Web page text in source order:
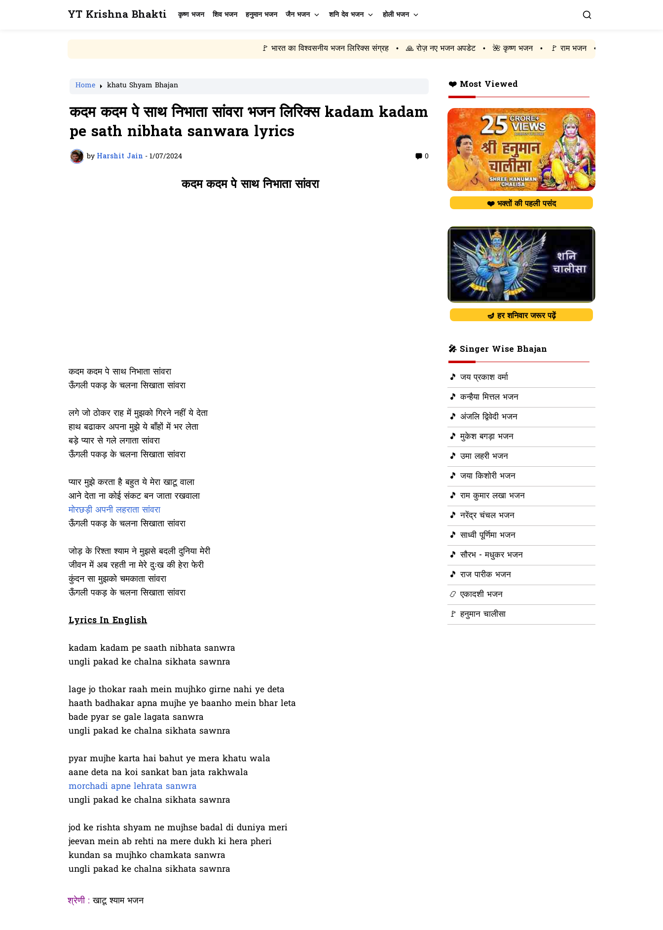
YT Krishna Bhakti कृष्ण भजन शिव भजन हनुमान भजन जैन भजन शनि देव भजन होली भजन
🚩 भारत का विश्वसनीय भजन लिरिक्स संग्रह • 🙏 रोज़ नए भजन अपडेट • 🌺 कृष्ण भजन • 🚩 राम भजन • 🔱 शिव भजन
Home khatu Shyam Bhajan
कदम कदम पे साथ निभाता सांवरा भजन लिरिक्स kadam kadam
pe sath nibhata sanwara lyrics
by Harshit Jain -1/07/2024 0
कदम कदम पे साथ निभाता सांवरा
कदम कदम पे साथ निभाता सांवरा
ऊँगली पकड़ के चलना सिखाता सांवरा
लगे जो ठोकर राह में मुझको गिरने नहीं ये देता
हाथ बढाकर अपना मुझे ये बाँहों में भर लेता
बड़े प्यार से गले लगाता सांवरा
ऊँगली पकड़ के चलना सिखाता सांवरा
प्यार मुझे करता है बहुत ये मेरा खाटू वाला
आने देता ना कोई संकट बन जाता रखवाला
मोरछड़ी अपनी लहराता सांवरा
ऊँगली पकड़ के चलना सिखाता सांवरा
जोड़ के रिश्ता श्याम ने मुझसे बदली दुनिया मेरी
जीवन में अब रहती ना मेरे दुःख की हेरा फेरी
कुंदन सा मुझको चमकाता सांवरा
ऊँगली पकड़ के चलना सिखाता सांवरा
Lyrics In English
kadam kadam pe saath nibhata sanwra
ungli pakad ke chalna sikhata sawnra
lage jo thokar raah mein mujhko girne nahi ye deta
haath badhakar apna mujhe ye baanho mein bhar leta
bade pyar se gale lagata sanwra
ungli pakad ke chalna sikhata sawnra
pyar mujhe karta hai bahut ye mera khatu wala
aane deta na koi sankat ban jata rakhwala
morchadi apne lehrata sanwra
ungli pakad ke chalna sikhata sawnra
jod ke rishta shyam ne mujhse badal di duniya meri
jeevan mein ab rehti na mere dukh ki hera pheri
kundan sa mujhko chamkata sanwra
ungli pakad ke chalna sikhata sawnra
श्रेणी : खाटू श्याम भजन
❤️ Most Viewed
❤️ भक्तों की पहली पसंद
🪔 हर शनिवार जरूर पढ़ें
🎤 Singer Wise Bhajan
🎵 जय प्रकाश वर्मा
🎵 कन्हैया मित्तल भजन
🎵 अंजलि द्विवेदी भजन
🎵 मुकेश बगड़ा भजन
🎵 उमा लहरी भजन
🎵 जया किशोरी भजन
🎵 राम कुमार लखा भजन
🎵 नरेंद्र चंचल भजन
🎵 साध्वी पूर्णिमा भजन
🎵 सौरभ - मधुकर भजन
🎵 राज पारीक भजन
📿 एकादशी भजन
🚩 हनुमान चालीसा